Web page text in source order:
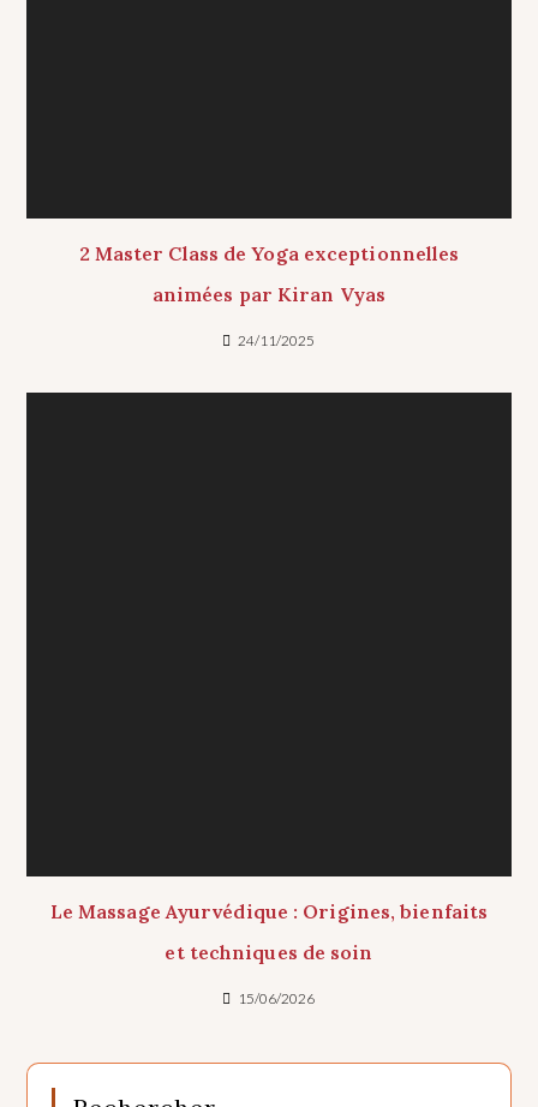
2 Master Class de Yoga exceptionnelles
animées par Kiran Vyas
24/11/2025
Le Massage Ayurvédique : Origines, bienfaits
et techniques de soin
15/06/2026